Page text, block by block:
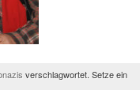
verschlagwortet. Setze ein